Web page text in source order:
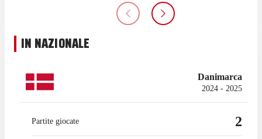
IN NAZIONALE
Danimarca
2024 - 2025
Partite giocate 2